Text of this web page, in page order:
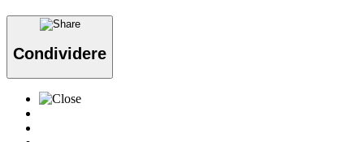
Condividere